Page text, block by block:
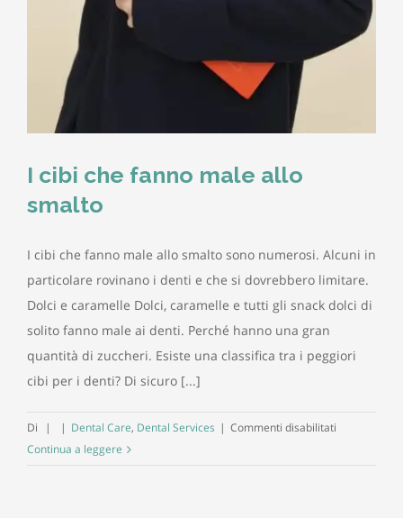
I cibi che fanno male allo
smalto
I cibi che fanno male allo smalto sono numerosi. Alcuni in
particolare rovinano i denti e che si dovrebbero limitare.
Dolci e caramelle Dolci, caramelle e tutti gli snack dolci di
solito fanno male ai denti. Perché hanno una gran
quantità di zuccheri. Esiste una classifica tra i peggiori
cibi per i denti? Di sicuro [...]
Di | | Dental Care, Dental Services | Commenti disabilitati
Continua a leggere